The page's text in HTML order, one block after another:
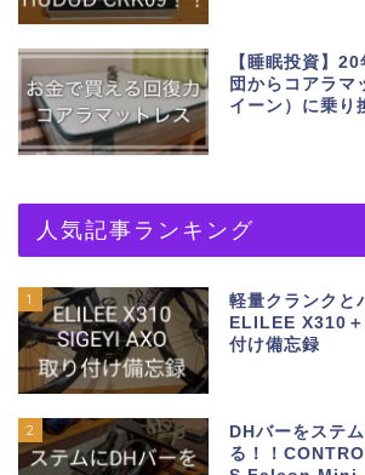
【睡眠投資】
団からコアラマ
イーン）に乗り
人気記事ランキング
1
軽量クランクと
ELILEE X310
付け備忘録
2
DHバーをステ
る！！